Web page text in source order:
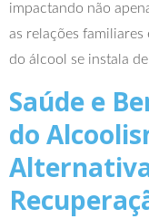
impactando não
as relações familiares
do álcool se instala
Saúde e
do